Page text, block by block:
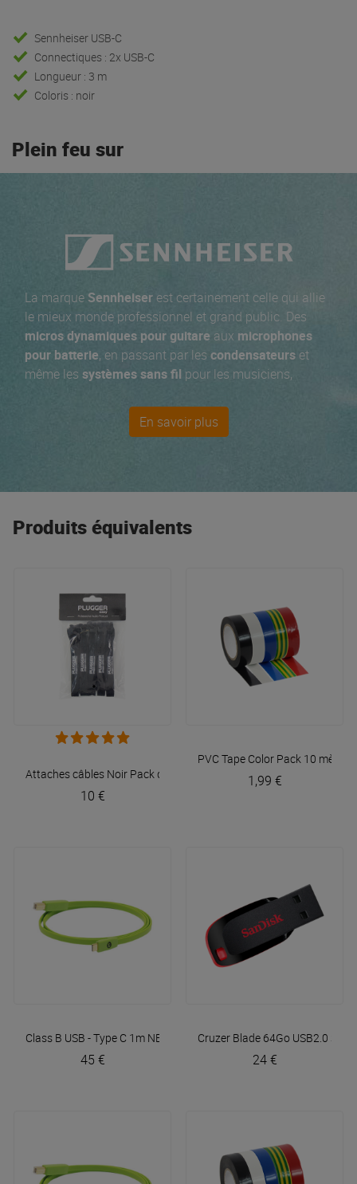
Sennheiser USB-C
Connectiques : 2x USB-C
Longueur : 3 m
Coloris : noir
Plein feu sur
La marque Sennheiser est certainement celle qui allie
le mieux monde professionnel et grand public. Des
micros dynamiques pour guitare aux microphones
pour batterie, en passant par les condensateurs et
même les systèmes sans fil pour les musiciens,
micros pour instruments. Depuis les
la série E, la série haut de gamme des
microsXSW, lecasque DJHD 25 et pour les
En savoir plus
Produits équivalents
Attaches câbles Noir Pack de 10
10 €
PVC Tape Color Pack 10 mètres
1,99 €
Class B USB - Type C 1m NEO by Oyaide
45 €
Cruzer Blade 64Go USB2.0
24 €